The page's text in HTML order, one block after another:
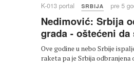
K-013 portal SRBIJA pre 5
Nedimović: Srbija
grada - oštećeni
Ove godine u nebo Srbije
raketa pa je Srbija odbranjena